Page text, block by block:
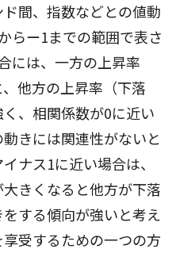
間、指数などとの値動
らー1までの範囲で表さ
には、一方の上昇率
、他方の上昇率（下落
、相関係数が0に近い
きには関連性がないと
ナス1に近い場合は、
きくなると他方が下落
をする傾向が強いと考え
受するための一つの方